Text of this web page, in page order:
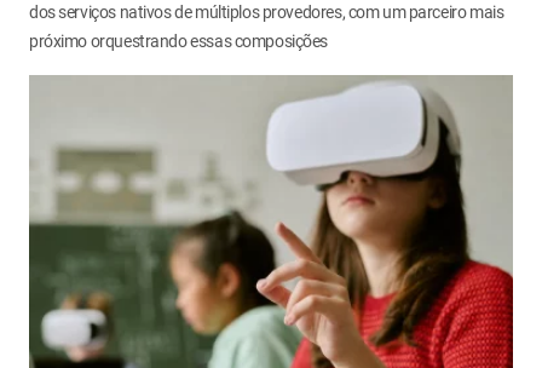
dos serviços nativos de múltiplos provedores, com um parceiro mais
próximo orquestrando essas composições